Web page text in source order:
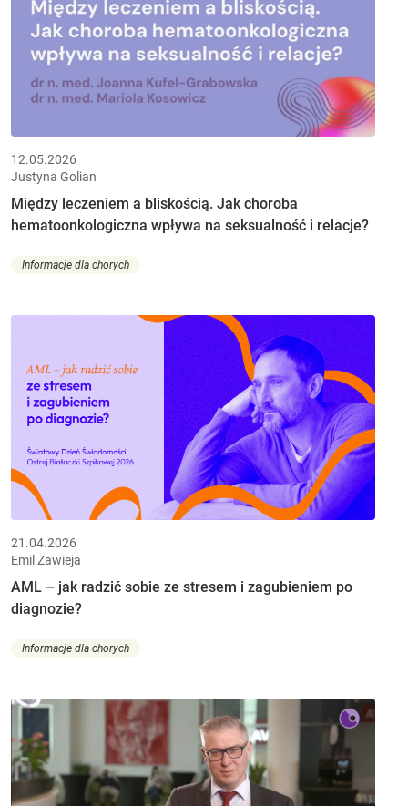
12.05.2026
Justyna Golian
Między leczeniem a bliskością. Jak choroba
hematoonkologiczna wpływa na seksualność i relacje?
Informacje dla chorych
21.04.2026
Emil Zawieja
AML – jak radzić sobie ze stresem i zagubieniem po
diagnozie?
Informacje dla chorych